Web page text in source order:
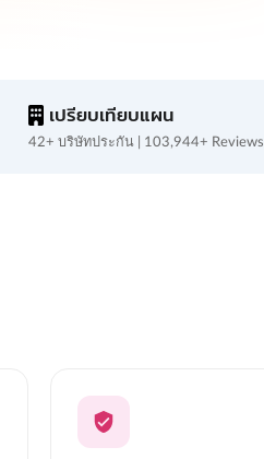
เปรียบเทียบแผน
42+ บริษัทประกัน | 103,944+ Reviews